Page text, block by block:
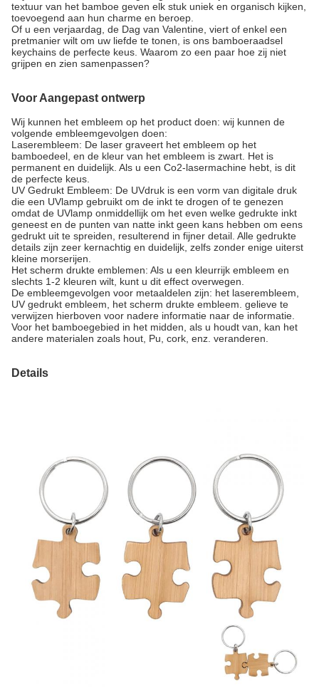
textuur van het bamboe geven elk stuk uniek en organisch kijken,
toevoegend aan hun charme en beroep.
Of u een verjaardag, de Dag van Valentine, viert of enkel een
pretmanier wilt om uw liefde te tonen, is ons bamboeraadsel
keychains de perfecte keus. Waarom zo een paar hoe zij niet
grijpen en zien samenpassen?
Voor Aangepast ontwerp
Wij kunnen het embleem op het product doen: wij kunnen de
volgende embleemgevolgen doen:
Laserembleem: De laser graveert het embleem op het
bamboedeel, en de kleur van het embleem is zwart. Het is
permanent en duidelijk. Als u een Co2-lasermachine hebt, is dit
de perfecte keus.
UV Gedrukt Embleem: De UVdruk is een vorm van digitale druk
die een UVlamp gebruikt om de inkt te drogen of te genezen
omdat de UVlamp onmiddellijk om het even welke gedrukte inkt
geneest en de punten van natte inkt geen kans hebben om eens
gedrukt uit te spreiden, resulterend in fijner detail. Alle gedrukte
details zijn zeer kernachtig en duidelijk, zelfs zonder enige uiterst
kleine morserijen.
Het scherm drukte emblemen: Als u een kleurrijk embleem en
slechts 1-2 kleuren wilt, kunt u dit effect overwegen.
De embleemgevolgen voor metaaldelen zijn: het laserembleem,
UV gedrukt embleem, het scherm drukte embleem. gelieve te
verwijzen hierboven voor nadere informatie naar de informatie.
Voor het bamboegebied in het midden, als u houdt van, kan het
andere materialen zoals hout, Pu, cork, enz. veranderen.
Details